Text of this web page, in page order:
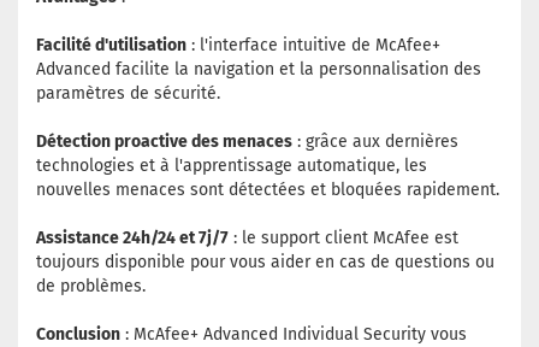
Facilité d'utilisation : l'interface intuitive de McAfee+
Advanced facilite la navigation et la personnalisation des
paramètres de sécurité.
Détection proactive des menaces : grâce aux dernières
technologies et à l'apprentissage automatique, les
nouvelles menaces sont détectées et bloquées rapidement.
Assistance 24h/24 et 7j/7 : le support client McAfee est
toujours disponible pour vous aider en cas de questions ou
de problèmes.
Conclusion : McAfee+ Advanced Individual Security vous